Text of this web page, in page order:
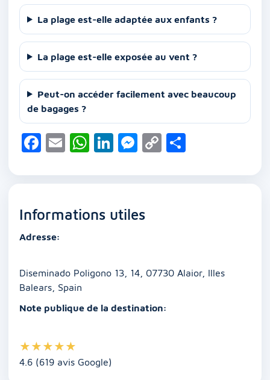
La plage est-elle adaptée aux enfants ?
La plage est-elle exposée au vent ?
Peut-on accéder facilement avec beaucoup
de bagages ?
F
c
b
o
k
E
ai
W
at
A
Li
k
dI
M
ss
n
C
p ta
Informations utiles
Adresse:
Diseminado Poligono 13, 14, 07730 Alaior, Illes
Balears, Spain
Note publique de la destination:
★★★★★
4.6 (619 avis Google)